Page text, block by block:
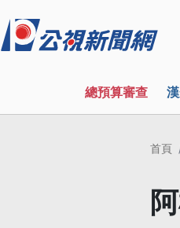
總預算審查
首頁